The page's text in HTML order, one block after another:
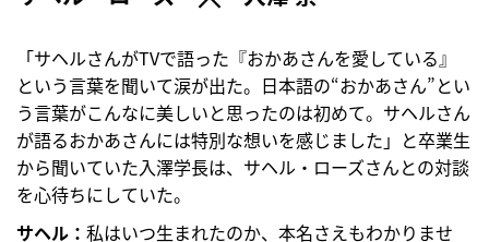
「サヘルさんがTVで語った『おかあさんを愛している』
という言葉を聞いて涙が出た。日本語の“おかあさん”とい
う言葉がこんなに美しいと思ったのは初めて。サヘルさん
が語るおかあさんには特別な想いを感じました」と卒業生
から聞いていた入澤学長は、サヘル・ローズさんとの対談
を心待ちにしていた。
サヘル： 私はいつ生まれたのか、本名さえもわかりませ